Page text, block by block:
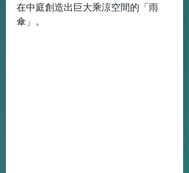
在中庭創造出巨大乘涼空間的「雨
傘」。